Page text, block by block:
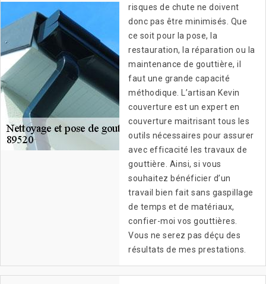
risques de chute ne doivent
donc pas être minimisés. Que
ce soit pour la pose, la
restauration, la réparation ou la
maintenance de gouttière, il
faut une grande capacité
méthodique. L’artisan Kevin
couverture est un expert en
couverture maitrisant tous les
outils nécessaires pour assurer
avec efficacité les travaux de
gouttière. Ainsi, si vous
souhaitez bénéficier d’un
travail bien fait sans gaspillage
de temps et de matériaux,
confier-moi vos gouttières.
Vous ne serez pas déçu des
résultats de mes prestations.